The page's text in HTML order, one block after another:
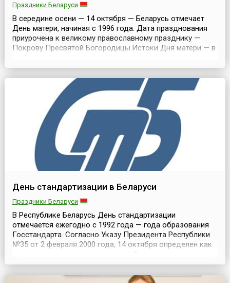
Праздники Беларуси
В середине осени — 14 октября — Беларусь отмечает
День матери, начиная с 1996 года. Дата празднования
приурочена к великому православному празднику —
Покрову Пресвятой Богородицы.Истоки Дня матери — в
На протяжении всей жизни у каждого человека самые
теплые чувства, светлые и незабываемые воспоминания
ассоциируются с образом мамы. Она дает перв...
День стандартизации в Беларуси
Праздники Беларуси
В Республике Беларусь День стандартизации
отмечается ежегодно с 1992 года — года образования
Госстандарта. Согласно Указу Президента Республики
№35 от 2 февраля 2000 года, 14 октября определен как
а дата приурочена к Всемирному дню
стандартизации.Созданная в республике система